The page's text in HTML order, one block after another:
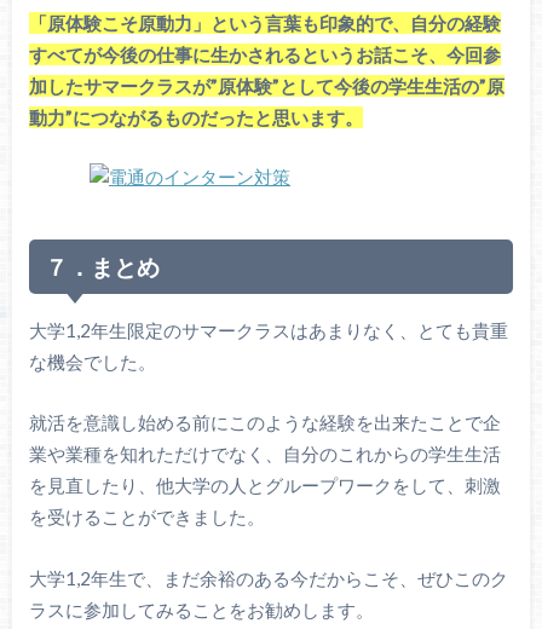
「原体験こそ原動力」という言葉も印象的で、自分の経験
すべてが今後の仕事に生かされるというお話こそ、今回参
加したサマークラスが”原体験”として今後の学生生活の”原
動力”につながるものだったと思います。
７．まとめ
大学1,2年生限定のサマークラスはあまりなく、とても貴重
な機会でした。
就活を意識し始める前にこのような経験を出来たことで企
業や業種を知れただけでなく、自分のこれからの学生生活
を見直したり、他大学の人とグループワークをして、刺激
を受けることができました。
大学1,2年生で、まだ余裕のある今だからこそ、ぜひこのク
ラスに参加してみることをお勧めします。